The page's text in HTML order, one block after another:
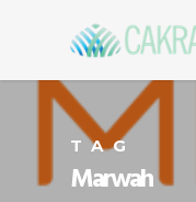
TAG
Marwah